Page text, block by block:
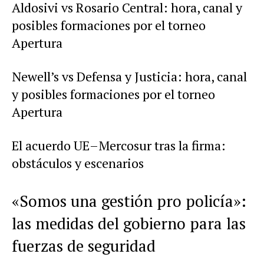
Aldosivi vs Rosario Central: hora, canal y
posibles formaciones por el torneo
Apertura
Newell’s vs Defensa y Justicia: hora, canal
y posibles formaciones por el torneo
Apertura
El acuerdo UE–Mercosur tras la firma:
obstáculos y escenarios
«Somos una gestión pro policía»:
las medidas del gobierno para las
fuerzas de seguridad